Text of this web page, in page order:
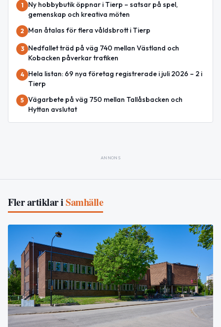
1
Ny hobbybutik öppnar i Tierp – satsar på spel,
gemenskap och kreativa möten
2 Man åtalas för flera våldsbrott i Tierp
3
Nedfallet träd på väg 740 mellan Västland och
Kobacken påverkar trafiken
4
Hela listan: 69 nya företag registrerade i juli 2026 – 2 i
Tierp
5 Vägarbete på väg 750 mellan Tallåsbacken och
Hyttan avslutat
ANNONS
Fler artiklar iSamhälle